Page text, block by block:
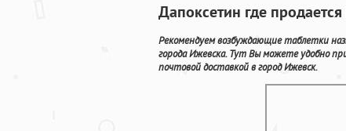
Дапоксетин где
Рекомендуем возбуждающие таблетки
города Ижевска. Тут Вы можете удобно
почтовой доставкой в город Ижевск.